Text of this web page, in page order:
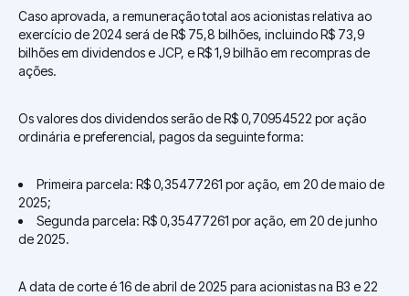
Caso aprovada, a remuneração total aos acionistas relativa ao
exercício de 2024 será de R$ 75,8 bilhões, incluindo R$ 73,9
bilhões em dividendos e JCP, e R$ 1,9 bilhão em recompras de
ações.
Os valores dos dividendos serão de R$ 0,70954522 por ação
ordinária e preferencial, pagos da seguinte forma:
Primeira parcela: R$ 0,35477261 por ação, em 20 de maio de
2025;
Segunda parcela: R$ 0,35477261 por ação, em 20 de junho
de 2025.
A data de corte é 16 de abril de 2025 para acionistas na B3 e 22